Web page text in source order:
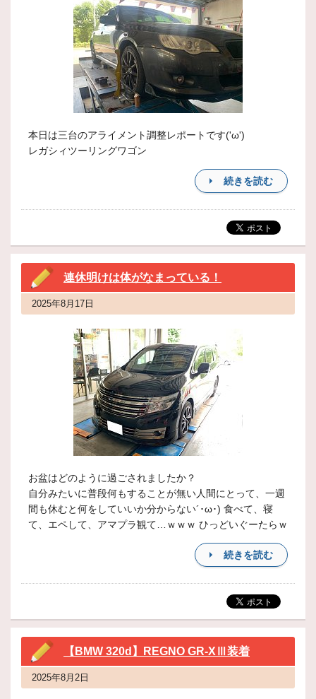
本日は三台のアライメント調整レポートです('ω')
レガシィツーリングワゴン
続きを読む
連休明けは体がなまっている！
2025年8月17日
お盆はどのように過ごされましたか？
自分みたいに普段何もすることが無い人間にとって、一週
間も休むと何をしていいか分からない´･ω･) 食べて、寝
て、エペして、アマプラ観て…ｗｗｗ ひっどいぐーたらｗ
続きを読む
【BMW 320d】REGNO GR-XⅢ装着
2025年8月2日